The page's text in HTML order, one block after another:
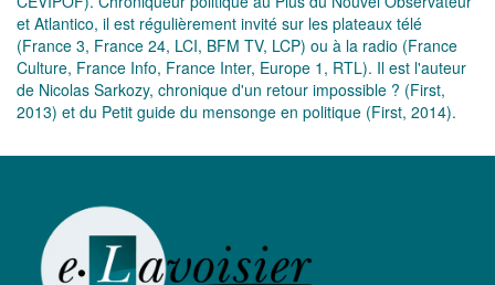
et Atlantico, il est régulièrement invité sur les plateaux télé
(France 3, France 24, LCI, BFM TV, LCP) ou à la radio (France
Culture, France Info, France Inter, Europe 1, RTL). Il est l'auteur
de Nicolas Sarkozy, chronique d'un retour impossible ? (First,
2013) et du Petit guide du mensonge en politique (First, 2014).